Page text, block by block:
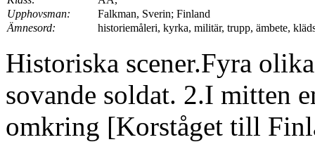
Upphovsman:
Falkman, Sverin; Finland
Ämnesord:
historiemåleri, kyrka, militär, trupp, ämbete,
Historiska scener.Fyra
sovande soldat. 2.I mitten
omkring [Korståget till